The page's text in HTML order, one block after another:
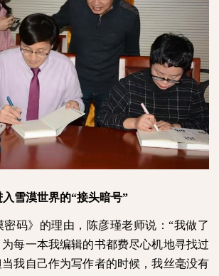
入雪漠世界的“接头暗号”
码》的理由，陈彦瑾老师说：“我做了
每一本我编辑的书都费尽心机地寻找过
我自己作为写作者的时候，我丝毫没有